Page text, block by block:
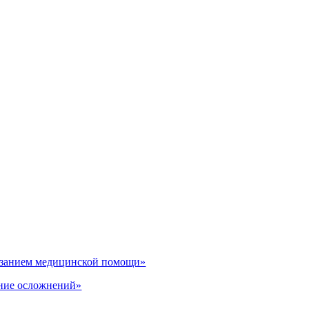
медицинской помощи»
осложнений»